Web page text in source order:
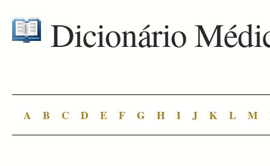
Dicionário
A B C D E F G H I J K L M